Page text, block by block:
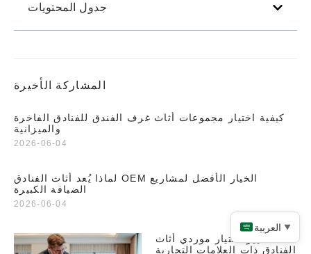
جدول المحتويات
المشاركة الأخيرة
كيفية اختيار مجموعات أثاث غرف الفندق للفنادق الفاخرة
والميزانية
2026-06-04
لماذا يُعد أثاث الفنادق OEM الخيار الأفضل لمشاريع
الضيافة الكبيرة
2026-06-04
معايير اختيار موردي أثاث
الفنادق ذات العلامات التجارية
العربية ▼